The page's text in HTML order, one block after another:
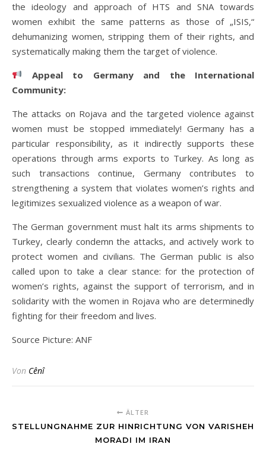
the ideology and approach of HTS and SNA towards
women exhibit the same patterns as those of „ISIS,“
dehumanizing women, stripping them of their rights, and
systematically making them the target of violence.
Appeal to Germany and the International
Community:
The attacks on Rojava and the targeted violence against
women must be stopped immediately! Germany has a
particular responsibility, as it indirectly supports these
operations through arms exports to Turkey. As long as
such transactions continue, Germany contributes to
strengthening a system that violates women’s rights and
legitimizes sexualized violence as a weapon of war.
The German government must halt its arms shipments to
Turkey, clearly condemn the attacks, and actively work to
protect women and civilians. The German public is also
called upon to take a clear stance: for the protection of
women’s rights, against the support of terrorism, and in
solidarity with the women in Rojava who are determinedly
fighting for their freedom and lives.
Source Picture: ANF
Von Cênî
ÄLTER
STELLUNGNAHME ZUR HINRICHTUNG VON VARISHEH
MORADI IM IRAN